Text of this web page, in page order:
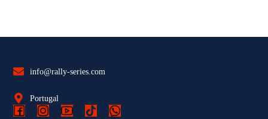
info@rally-series.com
Portugal